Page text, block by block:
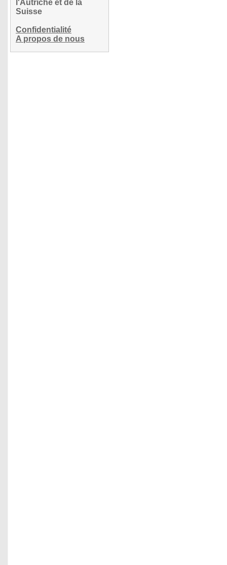
l'Autriche et de la
Suisse
Confidentialité
A propos de nous